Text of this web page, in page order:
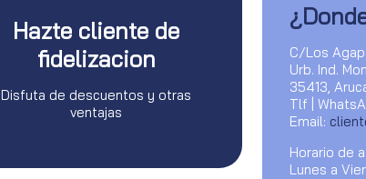
Hazte cliente de
fidelizacion
Disfuta de descuentos y otras
ventajas
C/Los
Urb. Ind.
35413,
Tlf |
Email:
Horario de
Lunes a